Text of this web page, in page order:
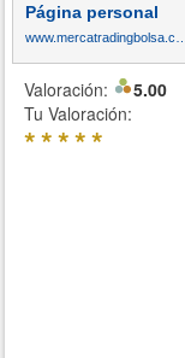
Página personal
Valoración:
5.00
Tu Valoración:
*****